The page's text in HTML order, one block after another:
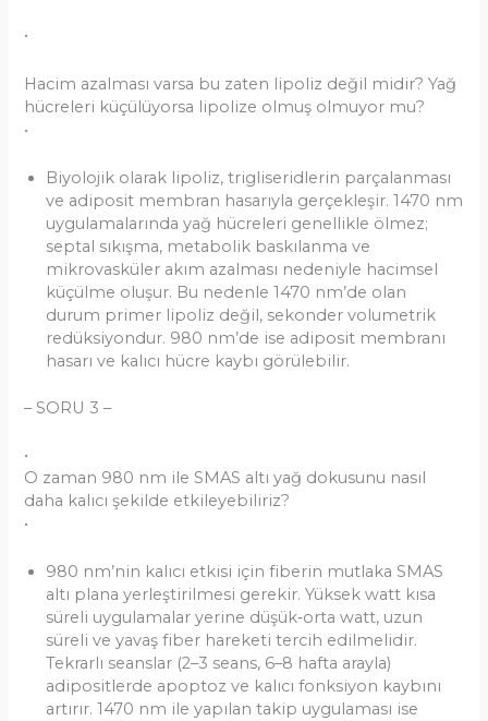
•
Hacim azalması varsa bu zaten lipoliz değil midir? Yağ
hücreleri küçülüyorsa lipolize olmuş olmuyor mu?
•
Biyolojik olarak lipoliz, trigliseridlerin parçalanması
ve adiposit membran hasarıyla gerçekleşir. 1470 nm
uygulamalarında yağ hücreleri genellikle ölmez;
septal sıkışma, metabolik baskılanma ve
mikrovasküler akım azalması nedeniyle hacimsel
küçülme oluşur. Bu nedenle 1470 nm’de olan
durum primer lipoliz değil, sekonder volumetrik
redüksiyondur. 980 nm’de ise adiposit membranı
hasarı ve kalıcı hücre kaybı görülebilir.
– SORU 3 –
•
O zaman 980 nm ile SMAS altı yağ dokusunu nasıl
daha kalıcı şekilde etkileyebiliriz?
•
980 nm’nin kalıcı etkisi için fiberin mutlaka SMAS
altı plana yerleştirilmesi gerekir. Yüksek watt kısa
süreli uygulamalar yerine düşük‑orta watt, uzun
süreli ve yavaş fiber hareketi tercih edilmelidir.
Tekrarlı seanslar (2–3 seans, 6–8 hafta arayla)
adipositlerde apoptoz ve kalıcı fonksiyon kaybını
artırır. 1470 nm ile yapılan takip uygulaması ise